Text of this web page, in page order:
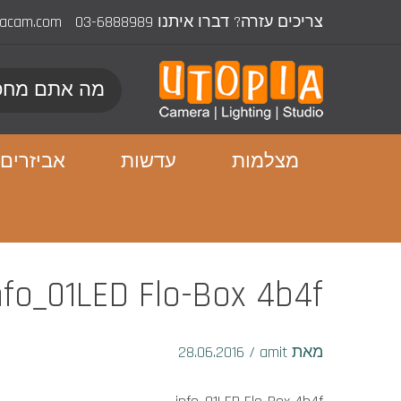
צריכים עזרה? דברו איתנו 03-6888989
מצלמות עדשות אביזרים
Flo-Box 4b4f
מאת amit /